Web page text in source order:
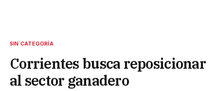
SIN CATEGORÍA
Corrientes busca reposicionar
al sector ganadero